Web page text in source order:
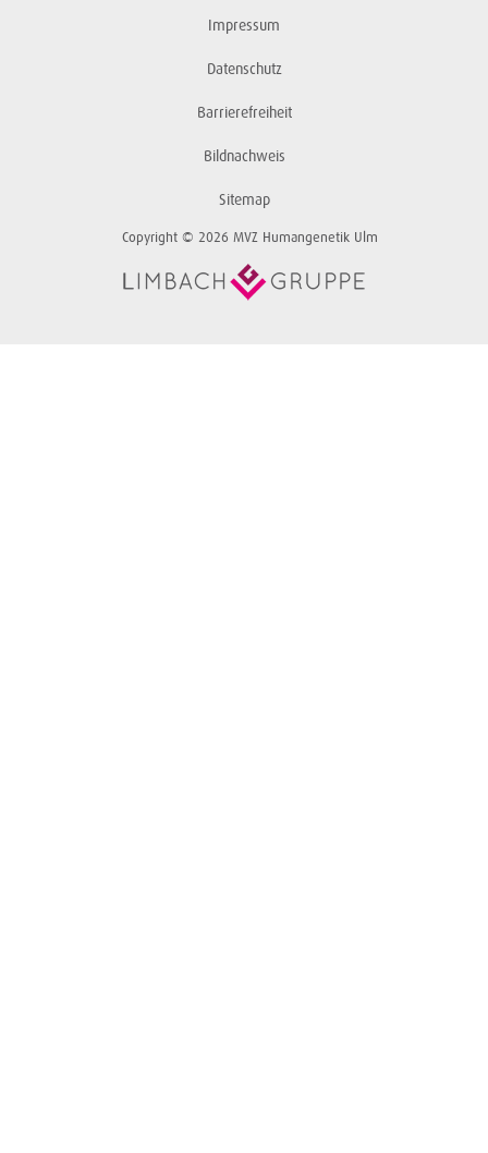
Impressum
Datenschutz
Barrierefreiheit
Bildnachweis
Sitemap
Copyright © 2026 MVZ Humangenetik Ulm